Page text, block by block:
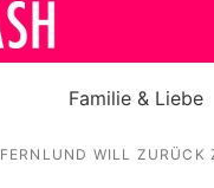
Familie & Liebe
WILL ZURÜCK